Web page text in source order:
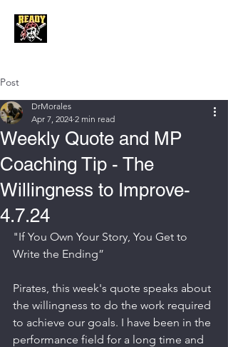
Post
Weekly Quote and MP
Coaching Tip - The
Willingness to Improve-
4.7.24
DrMorales
Apr 7, 2024 2 min read
"If You Own Your Story, You Get to
Write the Ending”
Pirates, this week's quote speaks about
the willingness to do the work required
to achieve our goals. I have been in the
performance field for a long time and